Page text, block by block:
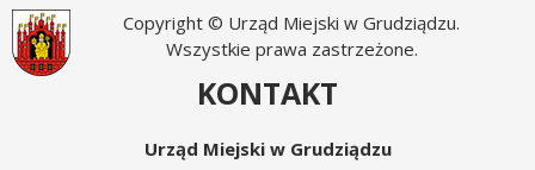
Copyright © Urząd Miejski w Grudziądzu.
Wszystkie prawa zastrzeżone.
KONTAKT
Urząd Miejski w Grudziądzu